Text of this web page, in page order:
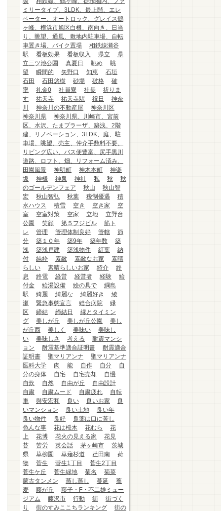
ミリータイプ、3LDK、最上階、エレ
ベーター、オートロック、グレイス鶴
ヶ峰、横浜市旭区白根、南向き、日当
り、眺望、通風、敷地内駐車場、自転
車置き場、バイク置場
相鉄線瀬谷
駅
看板効果 看板収入 県立
県
立三ツ池公園
真夏日 眺め
眺
望
瞬間的 矢野口 知恵
石垣
石田
石田悠樹 砂場 破格
確
率
礼金0 社員寮 社長
祈りま
す
祐天寺 祐天寺駅 祝日
神奈
川
神奈川の不動産屋
神奈川区
神奈川県
神奈川県、川崎市、宮前
区、水沢、たまプラーザ、築浅、2階
建、リノベーション、3LDK、庭、駐
車場、眺望、売主、仲介手数料不要、
リビング広い、バス便豊富、尻手黒川
道路、ロフト、畑、リフォーム済み、
田園風景
神明町 神木本町
神楽
坂
神様 神泉 神社 私 秋
秋
のゴールデンフェア
秋山
秋山智
宏
秋山智弘 秋葉 税制優遇
積
水ハウス
積雪 空き 空き家
空
室
空室対策 空家 立地
立野台
公園
笑顔 第５フジビル
筋ト
レ
管理 管理体制良好 管轄
節
分
築１０年 築9年 築年数
築
浅
築浅戸建 築浅物件 紅葉
納
付
純粋 素敵 素敵なお家
素晴
らしい
素晴らしいお家 紹介
終
息
終電 経営 経営者 経験
給
付金
給湯設備 絵の具で
綱島
駅
綺麗 綺麗な 綺麗好き
綾
瀬
緊急事態宣言 総合病院
緑
区
締結 締結日
縁とタイミン
グ
美しが丘 美しが丘公園
美し
が丘西
美しく 美味い
美味し
い
美味しさ 考える
耐震マンシ
ョン
耐震基準適合証明書
耐震適合
証明書
聖マリアンナ
聖マリアンナ
医科大学
肉 能 自作 自分
自
分の身体
自宅 自宅売却
自慢
自炊
自然 自由が丘
自由設計
自粛
自粛ムード 自粛疲れ
自転
車
與安宏和 良い 良いお家
良
いマンション
良い土地
良い年
良い物件
良好
良薬は口に苦し
色んな事
花は桜木 花むら
花
上
花博 花火の見える家
花見
苔
苦労 英会話 茅ヶ崎市
茨城
県
草柳園 草薙杉道 荏田南
荷
物
菅生 菅生1丁目
菅生2丁目
菅生ケ丘
菅生緑地 菊名
菊菜
蒙古タンメン
蒸し蒸し 蔓延
蕎
麦
藤が丘
藤子・F・不二雄ミュー
ジアム
藤沢市 行動 街
街づく
り
街のすみここちランキング
街の